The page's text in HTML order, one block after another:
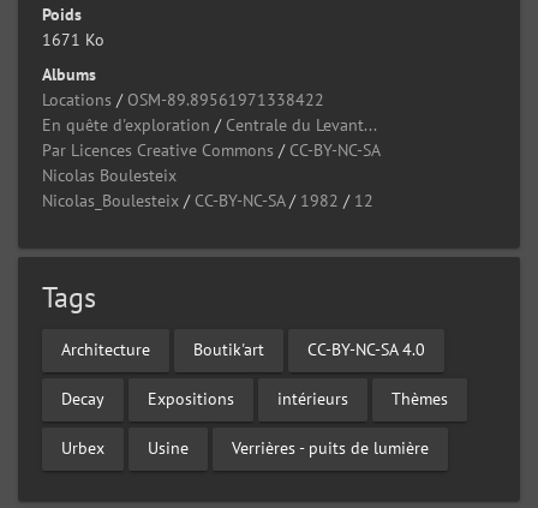
Poids
1671 Ko
Albums
Locations / OSM-89.89561971338422
En quête d'exploration / Centrale du Levant...
Par Licences Creative Commons / CC-BY-NC-SA
Nicolas Boulesteix
Nicolas_Boulesteix / CC-BY-NC-SA/ 1982 / 12
Tags
Architecture Boutik'art CC-BY-NC-SA 4.0
Decay Expositions intérieurs Thèmes
Urbex Usine Verrières - puits de lumière